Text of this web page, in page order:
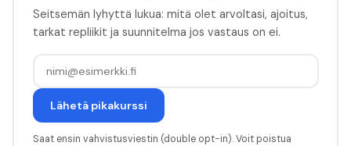
Seitsemän lyhyttä lukua: mitä olet arvoltasi, ajoitus,
tarkat repliikit ja suunnitelma jos vastaus on ei.
Lähetä pikakurssi
Saat ensin vahvistusviestin (double opt-in). Voit poistua